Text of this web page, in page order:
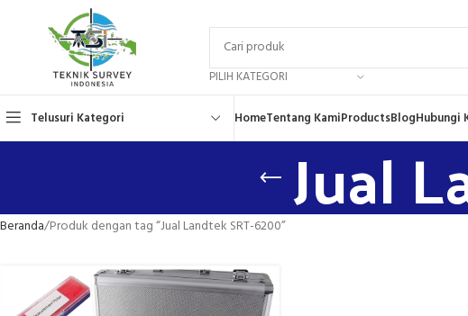
PILIH KATEGORI
Telusuri Kategori HomeTentang KamiProductsBlogHubungi
Jual
Beranda Produk dengan tag “Jual Landtek SRT-6200”